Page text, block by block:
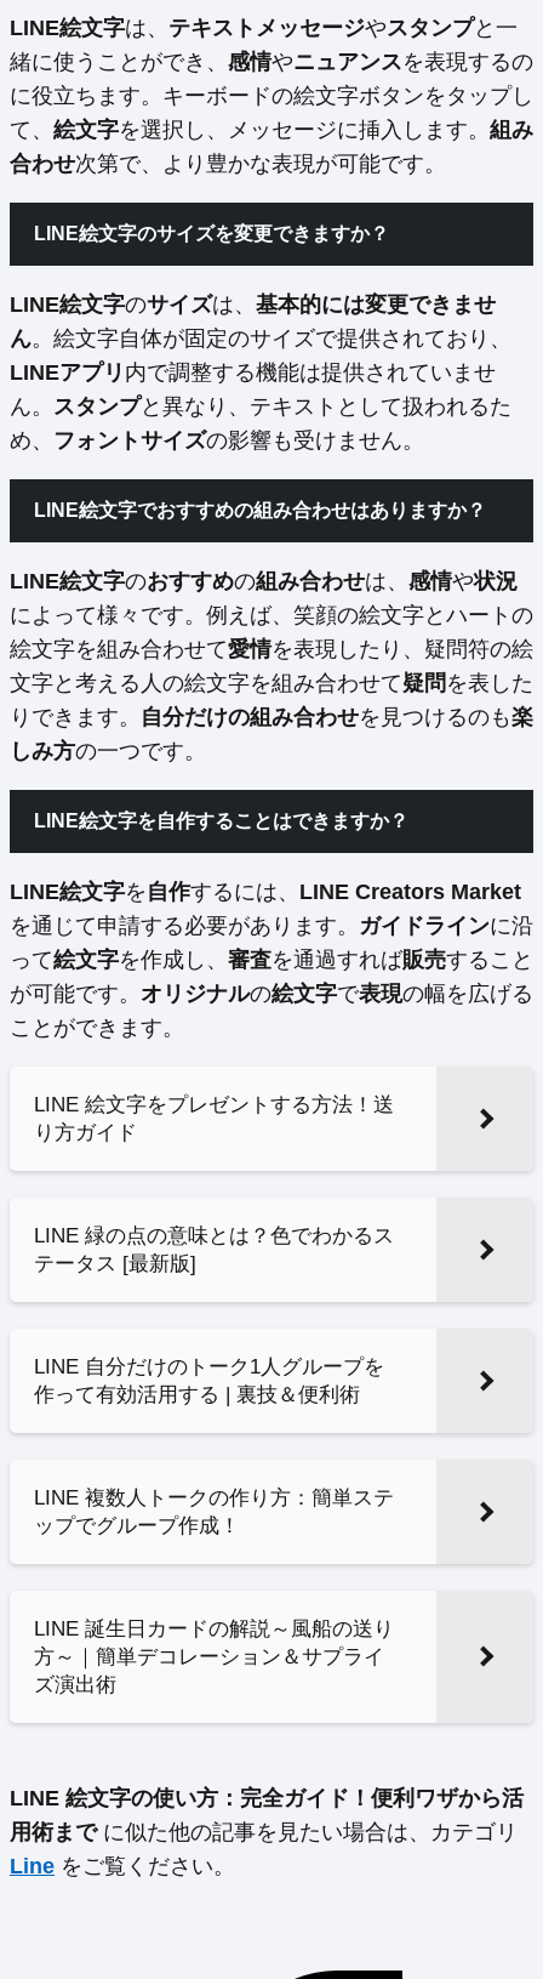
LINE絵文字は、 テキストメッセージやスタンプと一
緒に使うことができ、 感情やニュアンスを表現するの
に役立ちます。キーボードの絵文字ボタンをタップし
て、 絵文字を選択し、メッセージに挿入します。 組み
合わせ次第で、より豊かな表現が可能です。
LINE絵文字のサイズを変更できますか？
LINE絵文字のサイズは、 基本的には変更できませ
ん。絵文字自体が固定のサイズで提供されており、
LINEアプリ 内で調整する機能は提供されていませ
ん。 スタンプと異なり、テキストとして扱われるた
め、 フォントサイズの影響も受けません。
LINE絵文字でおすすめの組み合わせはありますか？
LINE絵文字のおすすめの組み合わせは、 感情や状況
によって様々です。例えば、笑顔の絵文字とハートの
絵文字を組み合わせて愛情を表現したり、疑問符の絵
文字と考える人の絵文字を組み合わせて疑問 を表した
りできます。 自分だけの組み合わせを見つけるのも楽
しみ方の一つです。
LINE絵文字を自作することはできますか？
LINE絵文字を 自作するには、 LINE Creators Market
を通じて申請する必要があります。 ガイドラインに沿
って絵文字を作成し、 審査を通過すれば販売すること
が可能です。 オリジナルの絵文字で表現の幅を広げる
ことができます。
LINE 絵文字をプレゼントする方法！送
り方ガイド
LINE 緑の点の意味とは？色でわかるス
テータス [最新版]
LINE 自分だけのトーク1人グループを
作って有効活用する | 裏技＆便利術
LINE 複数人トークの作り方：簡単ステ
ップでグループ作成！
LINE 誕生日カードの解説～風船の送り
方～｜簡単デコレーション＆サプライ
ズ演出術
LINE 絵文字の使い方：完全ガイド！便利ワザから活
用術までに似た他の記事を見たい場合は、カテゴリ
Line をご覧ください。